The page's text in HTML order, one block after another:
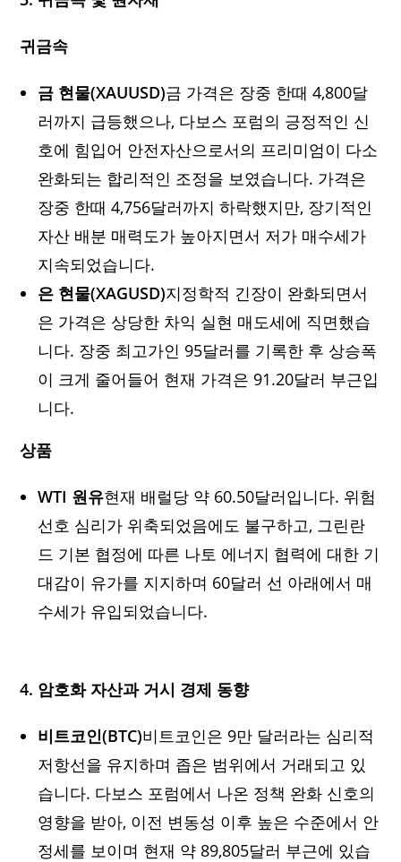
귀금속
금 현물(XAUUSD)금 가격은 장중 한때 4,800달
러까지 급등했으나, 다보스 포럼의 긍정적인 신
호에 힘입어 안전자산으로서의 프리미엄이 다소
완화되는 합리적인 조정을 보였습니다. 가격은
장중 한때 4,756달러까지 하락했지만, 장기적인
자산 배분 매력도가 높아지면서 저가 매수세가
지속되었습니다.
은 현물(XAGUSD)지정학적 긴장이 완화되면서
은 가격은 상당한 차익 실현 매도세에 직면했습
니다. 장중 최고가인 95달러를 기록한 후 상승폭
이 크게 줄어들어 현재 가격은 91.20달러 부근입
니다.
상품
WTI 원유현재 배럴당 약 60.50달러입니다. 위험
선호 심리가 위축되었음에도 불구하고, 그린란
드 기본 협정에 따른 나토 에너지 협력에 대한 기
대감이 유가를 지지하며 60달러 선 아래에서 매
수세가 유입되었습니다.
4. 암호화 자산과 거시 경제 동향
비트코인(BTC)비트코인은 9만 달러라는 심리적
저항선을 유지하며 좁은 범위에서 거래되고 있
습니다. 다보스 포럼에서 나온 정책 완화 신호의
영향을 받아, 이전 변동성 이후 높은 수준에서 안
정세를 보이며 현재 약 89,805달러 부근에 있습